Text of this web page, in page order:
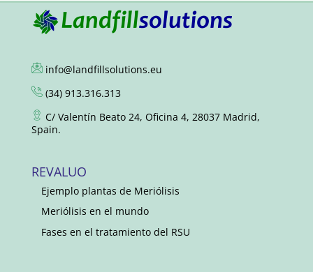
info@landfillsolutions.eu
(34) 913.316.313
C/ Valentín Beato 24, Oficina 4, 28037 Madrid,
Spain.
REVALUO
Ejemplo plantas de Meriólisis
Meriólisis en el mundo
Fases en el tratamiento del RSU